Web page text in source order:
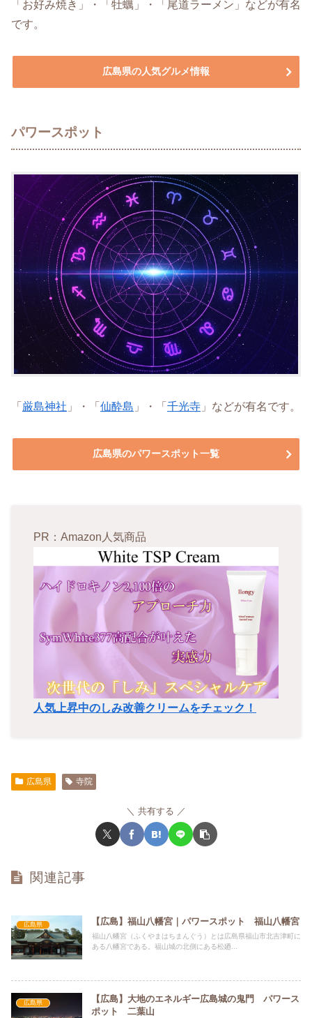
「お好み焼き」・「牡蠣」・「尾道ラーメン」などが有名
です。
広島県の人気グルメ情報
パワースポット
「 厳島神社 」・「 仙酔島 」・「 千光寺 」などが有名です。
広島県のパワースポット一覧
PR：Amazon人気商品
人気上昇中のしみ改善クリームをチェック！
広島県 寺院
共有する
関連記事
広島県 【広島】福山八幡宮｜パワースポット 福山八幡宮
福山八幡宮（ふくやまはちまんぐう）とは広島県福山市北吉津町に
ある八幡宮である。福山城の北側にある松廼...
広島県
【広島】大地のエネルギー広島城の鬼門 パワース
ポット 二葉山